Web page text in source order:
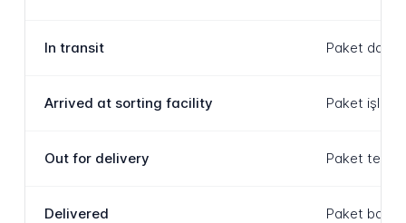
In transit Paket
Arrived at sorting facility Paket
Out for delivery Paket
Delivered Paket